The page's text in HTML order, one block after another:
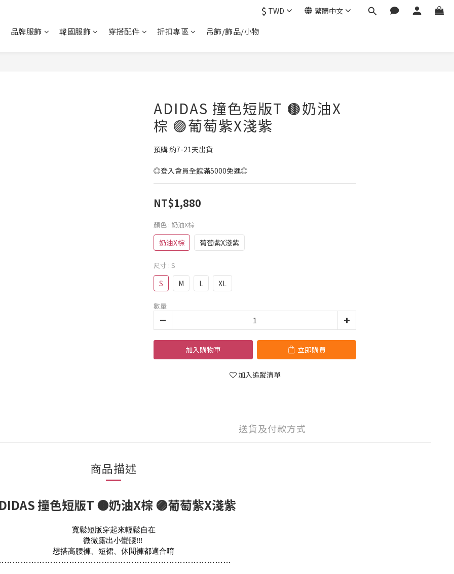
$ TWD 繁體中文
品牌服飾 韓國服飾 穿搭配件 折扣專區 吊飾/飾品/小物
ADIDAS 撞色短版T 🟤奶油X
棕 🟣葡萄紫X淺紫
預購 約7-21天出貨
◎登入會員全館滿5000免運◎
NT$1,880
顏色 : 奶油X棕
奶油X棕 葡萄紫X淺紫
尺寸 : S
S M L XL
數量
加入購物車 立即購買
加入追蹤清單
送貨及付款方式
商品描述
撞色短版T 🟤奶油X棕 🟣葡萄紫X淺紫
寬鬆短版穿起來輕鬆自在
微微露出小蠻腰!!!
想搭高腰褲、短裙、休閒褲都適合唷
…………………………………………………………………………